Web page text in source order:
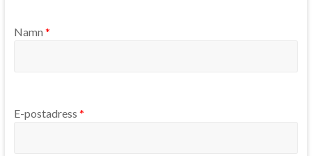
Namn *
E-postadress *